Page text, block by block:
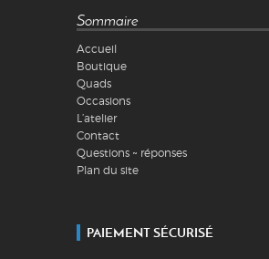
Sommaire
Accueil
Boutique
Quads
Occasions
L’atelier
Contact
Questions ~ réponses
Plan du site
PAIEMENT SÉCURISÉ